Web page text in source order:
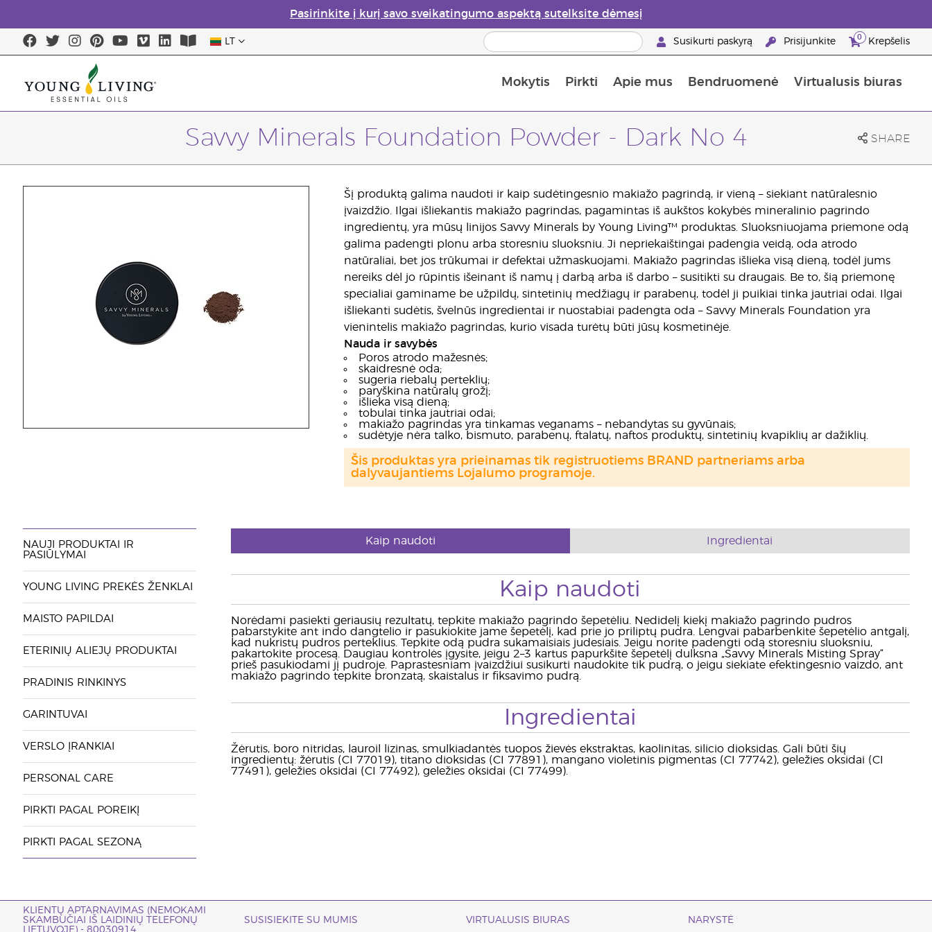
Pasirinkite į kurį savo sveikatingumo aspektą sutelksite dėmesį
LT Susikurti paskyrą Prisijunkite 0 Krepšelis
Mokytis Pirkti Apie mus Bendruomenė Virtualusis biuras
Savvy Minerals Foundation Powder - Dark No 4 SHARE
Šį produktą galima naudoti ir kaip sudėtingesnio makiažo pagrindą, ir vieną – siekiant natūralesnio
įvaizdžio. Ilgai išliekantis makiažo pagrindas, pagamintas iš aukštos kokybės mineralinio pagrindo
ingredientų, yra mūsų linijos Savvy Minerals by Young Living™ produktas. Sluoksniuojama priemone odą
galima padengti plonu arba storesniu sluoksniu. Ji nepriekaištingai padengia veidą, oda atrodo
natūraliai, bet jos trūkumai ir defektai užmaskuojami. Makiažo pagrindas išlieka visą dieną, todėl jums
nereiks dėl jo rūpintis išeinant iš namų į darbą arba iš darbo – susitikti su draugais. Be to, šią priemonę
specialiai gaminame be užpildų, sintetinių medžiagų ir parabenų, todėl ji puikiai tinka jautriai odai. Ilgai
išliekanti sudėtis, švelnūs ingredientai ir nuostabiai padengta oda – Savvy Minerals Foundation yra
vienintelis makiažo pagrindas, kurio visada turėtų būti jūsų kosmetinėje.
Nauda ir savybės
Poros atrodo mažesnės;
skaidresnė oda;
sugeria riebalų perteklių;
paryškina natūralų grožį;
išlieka visą dieną;
tobulai tinka jautriai odai;
makiažo pagrindas yra tinkamas veganams – nebandytas su gyvūnais;
sudėtyje nėra talko, bismuto, parabenų, ftalatų, naftos produktų, sintetinių kvapiklių ar dažiklių.
Šis produktas yra prieinamas tik registruotiems BRAND partneriams arba
dalyvaujantiems Lojalumo programoje.
NAUJI PRODUKTAI IR
PASIŪLYMAI
YOUNG LIVING PREKĖS ŽENKLAI
MAISTO PAPILDAI
ETERINIŲ ALIEJŲ PRODUKTAI
PRADINIS RINKINYS
GARINTUVAI
VERSLO ĮRANKIAI
PERSONAL CARE
PIRKTI PAGAL POREIKĮ
PIRKTI PAGAL SEZONĄ
Kaip naudoti Ingredientai
Kaip naudoti
Norėdami pasiekti geriausių rezultatų, tepkite makiažo pagrindo šepetėliu. Nedidelį kiekį makiažo pagrindo pudros
pabarstykite ant indo dangtelio ir pasukiokite jame šepetėlį, kad prie jo priliptų pudra. Lengvai pabarbenkite šepetėlio antgalį,
kad nukristų pudros perteklius. Tepkite odą pudra sukamaisiais judesiais. Jeigu norite padengti odą storesniu sluoksniu,
pakartokite procesą. Daugiau kontrolės įgysite, jeigu 2–3 kartus papurkšite šepetėlį dulksna „Savvy Minerals Misting Spray“
prieš pasukiodami jį pudroje. Paprastesniam įvaizdžiui susikurti naudokite tik pudrą, o jeigu siekiate efektingesnio vaizdo, ant
makiažo pagrindo tepkite bronzatą, skaistalus ir fiksavimo pudrą.
Ingredientai
Žėrutis, boro nitridas, lauroil lizinas, smulkiadantės tuopos žievės ekstraktas, kaolinitas, silicio dioksidas. Gali būti šių
ingredientų: žėrutis (CI 77019), titano dioksidas (CI 77891), mangano violetinis pigmentas (CI 77742), geležies oksidai (CI
77491), geležies oksidai (CI 77492), geležies oksidai (CI 77499).
KLIENTŲ APTARNAVIMAS (NEMOKAMI
SKAMBUČIAI IŠ LAIDINIŲ TELEFONŲ
LIETUVOJE) - 80030914
SUSISIEKITE SU MUMIS VIRTUALUSIS BIURAS NARYSTĖ